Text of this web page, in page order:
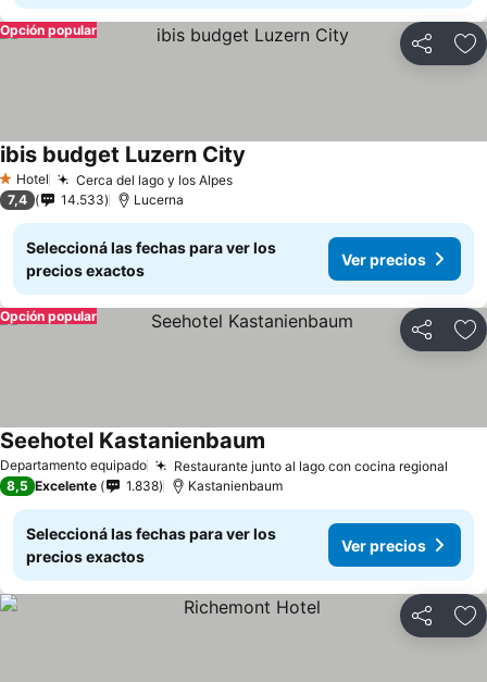
Compartir
Opción popular
1 Estrellas
Hotel Cerca del lago y los Alpes
ibis budget Luzern City
7,4 14.533 Lucerna
Seleccioná las fechas para ver los
precios exactos
Ver precios
Compartir
Opción popular
Departamento equipado Restaurante junto al lago con cocina regional
Seehotel Kastanienbaum
8,5 Excelente 1.838 Kastanienbaum
Seleccioná las fechas para ver los
precios exactos
Ver precios
Compartir